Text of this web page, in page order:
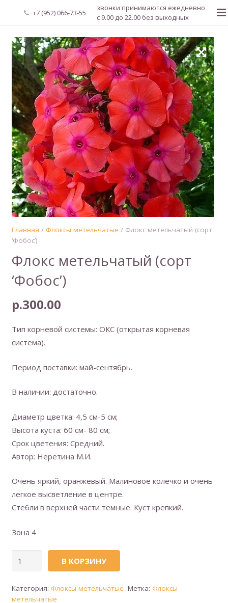
+7 (952) 066-73-55
звонки принимаются ежедневно
с 9.00 до 22.00 без выходных
Главная
О нас
Новости
Каталог растений
Доставка и оплата
Мой аккаунт
Регистрация
Главная / Флоксы метельчатые / Флокс метельчатый (сорт
‘Фобос’)
Флокс метельчатый (сорт
‘Фобос’)
р.300.00
Тип корневой системы: ОКС (открытая корневая
система).
Период поставки: май-сентябрь.
В наличии: достаточно.
Диаметр цветка: 4,5 см-5 см;
Высота куста: 60 см- 80 см;
Срок цветения: Средний.
Автор: Неретина М.И.
Очень яркий, оранжевый. Малиновое колечко и очень
легкое высветление в центре.
Стебли в верхней части темные. Куст крепкий.
Зона 4
Количество
метельчатый
В КОРЗИНУ
Категория: Флоксы метельчатые Метка: Флоксы
метельчатые